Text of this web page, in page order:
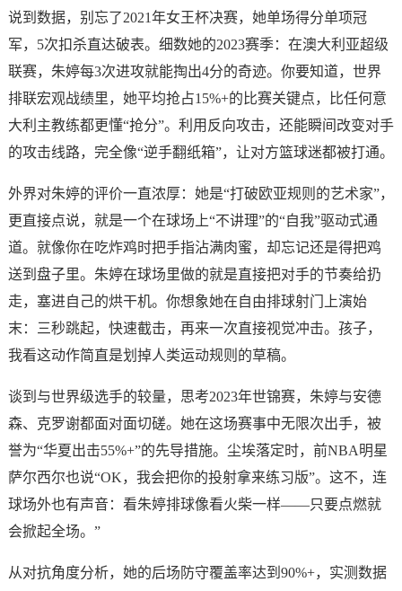
说到数据，别忘了2021年女王杯决赛，她单场得分单项冠
军，5次扣杀直达破表。细数她的2023赛季：在澳大利亚超级
联赛，朱婷每3次进攻就能掏出4分的奇迹。你要知道，世界
排联宏观战绩里，她平均抢占15%+的比赛关键点，比任何意
大利主教练都更懂“抢分”。利用反向攻击，还能瞬间改变对手
的攻击线路，完全像“逆手翻纸箱”，让对方篮球迷都被打通。
外界对朱婷的评价一直浓厚：她是“打破欧亚规则的艺术家”，
更直接点说，就是一个在球场上“不讲理”的“自我”驱动式通
道。就像你在吃炸鸡时把手指沾满肉蜜，却忘记还是得把鸡
送到盘子里。朱婷在球场里做的就是直接把对手的节奏给扔
走，塞进自己的烘干机。你想象她在自由排球射门上演始
末：三秒跳起，快速截击，再来一次直接视觉冲击。孩子，
我看这动作简直是划掉人类运动规则的草稿。
谈到与世界级选手的较量，思考2023年世锦赛，朱婷与安德
森、克罗谢都面对面切磋。她在这场赛事中无限次出手，被
誉为“华夏出击55%+”的先导措施。尘埃落定时，前NBA明星
萨尔西尔也说“OK，我会把你的投射拿来练习版”。这不，连
球场外也有声音：看朱婷排球像看火柴一样——只要点燃就
会掀起全场。”
从对抗角度分析，她的后场防守覆盖率达到90%+，实测数据